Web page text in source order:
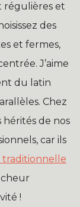
régulières et
des
et fermes,
J’aime
du latin
Chez
hérités de nos
car ils
traditionnelle
!